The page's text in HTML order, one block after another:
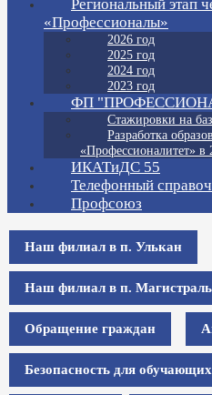
Региональный этап
«Профессионалы»
2026 год
2025 год
2024 год
2023 год
ФП
Стажировки на
Разработка
«Профессионалитет» в
ИКАТиДС 55
Телефонный
Профсоюз
Наш филиал в п. Улькан
Наш филиал в п.
Обращение граждан
Безопасность для